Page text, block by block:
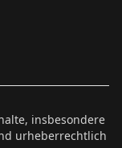
insbesondere
urheberrechtlich